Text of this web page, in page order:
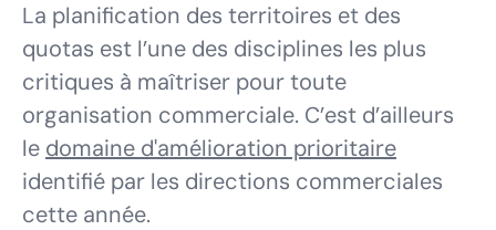
La planification des territoires et des
quotas est l’une des disciplines les plus
critiques à maîtriser pour toute
organisation commerciale. C’est d’ailleurs
le domaine d'amélioration prioritaire
identifié par les directions commerciales
cette année.